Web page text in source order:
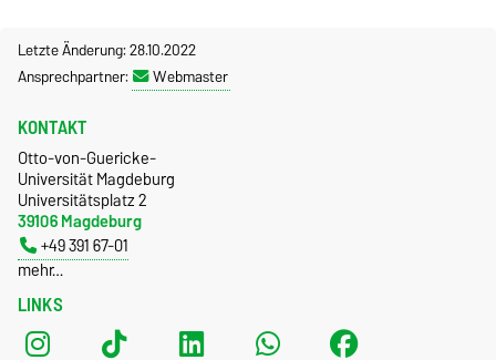
Letzte Änderung: 28.10.2022
Ansprechpartner:
Webmaster
LINKS
KONTAKT
Otto-von-Guericke-
Universität Magdeburg
Universitätsplatz 2
39106 Magdeburg
+49 391 67-01
mehr…